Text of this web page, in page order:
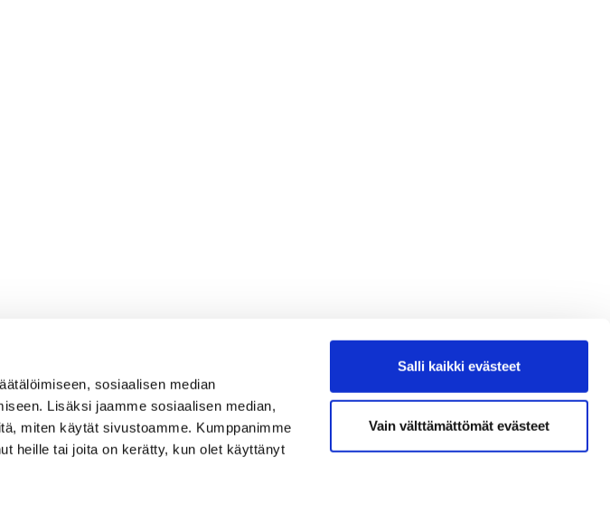
sosiaalisen median
Lisäksi jaamme sosiaalisen median,
miten käytät sivustoamme. Kumppanimme
heille tai joita on kerätty, kun olet käyttänyt
Salli kaikki evästeet
Vain välttämättömät evästeet